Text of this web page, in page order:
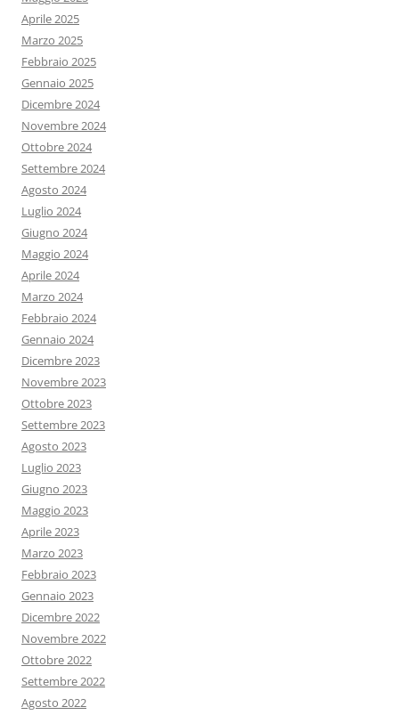
Aprile 2025
Marzo 2025
Febbraio 2025
Gennaio 2025
Dicembre 2024
Novembre 2024
Ottobre 2024
Settembre 2024
Agosto 2024
Luglio 2024
Giugno 2024
Maggio 2024
Aprile 2024
Marzo 2024
Febbraio 2024
Gennaio 2024
Dicembre 2023
Novembre 2023
Ottobre 2023
Settembre 2023
Agosto 2023
Luglio 2023
Giugno 2023
Maggio 2023
Aprile 2023
Marzo 2023
Febbraio 2023
Gennaio 2023
Dicembre 2022
Novembre 2022
Ottobre 2022
Settembre 2022
Agosto 2022